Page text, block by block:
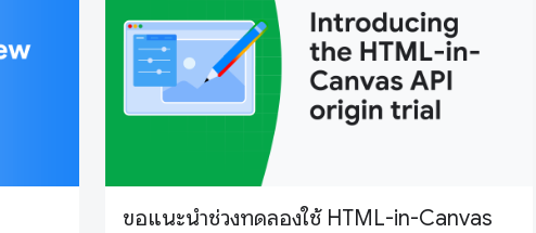
ขอแนะนำช่วงทดลองใช้ HTML-in-Canvas